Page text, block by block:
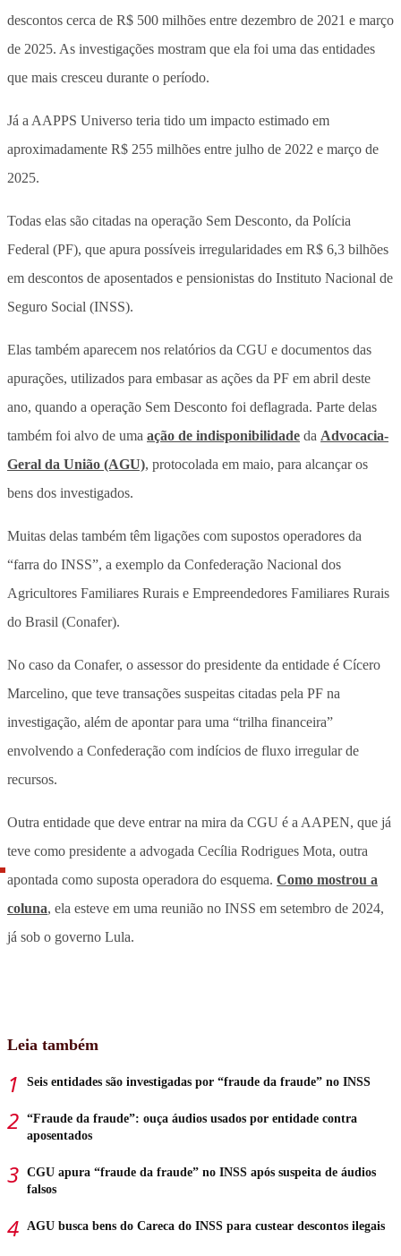
descontos cerca de R$ 500 milhões entre dezembro de 2021 e março
de 2025. As investigações mostram que ela foi uma das entidades
que mais cresceu durante o período.
Já a AAPPS Universo teria tido um impacto estimado em
aproximadamente R$ 255 milhões entre julho de 2022 e março de
2025.
Todas elas são citadas na operação Sem Desconto, da Polícia
Federal (PF), que apura possíveis irregularidades em R$ 6,3 bilhões
em descontos de aposentados e pensionistas do Instituto Nacional de
Seguro Social (INSS).
Elas também aparecem nos relatórios da CGU e documentos das
apurações, utilizados para embasar as ações da PF em abril deste
ano, quando a operação Sem Desconto foi deflagrada. Parte delas
também foi alvo de uma ação de indisponibilidade da Advocacia-
Geral da União (AGU), protocolada em maio, para alcançar os
bens dos investigados.
Muitas delas também têm ligações com supostos operadores da
“farra do INSS”, a exemplo da Confederação Nacional dos
Agricultores Familiares Rurais e Empreendedores Familiares Rurais
do Brasil (Conafer).
No caso da Conafer, o assessor do presidente da entidade é Cícero
Marcelino, que teve transações suspeitas citadas pela PF na
investigação, além de apontar para uma “trilha financeira”
envolvendo a Confederação com indícios de fluxo irregular de
recursos.
Outra entidade que deve entrar na mira da CGU é a AAPEN, que já
teve como presidente a advogada Cecília Rodrigues Mota, outra
apontada como suposta operadora do esquema. Como mostrou a
coluna, ela esteve em uma reunião no INSS em setembro de 2024,
já sob o governo Lula.
Leia também
Seis entidades são investigadas por “fraude da fraude” no INSS
“Fraude da fraude”: ouça áudios usados por entidade contra
aposentados
CGU apura “fraude da fraude” no INSS após suspeita de áudios
falsos
AGU busca bens do Careca do INSS para custear descontos ilegais